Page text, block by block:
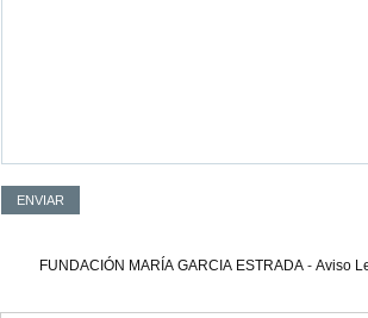
FUNDACIÓN MARÍA GARCIA ESTRADA - Aviso